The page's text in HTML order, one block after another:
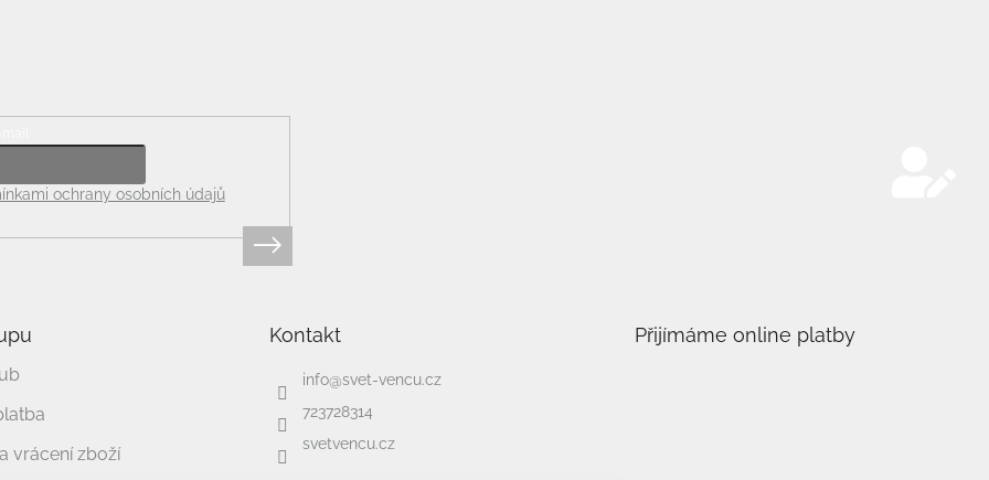
ochrany osobních údajů
vrácení zboží
Kontakt
info@svet-vencu.cz
723728314
svetvencu.cz
Přijímáme online platby